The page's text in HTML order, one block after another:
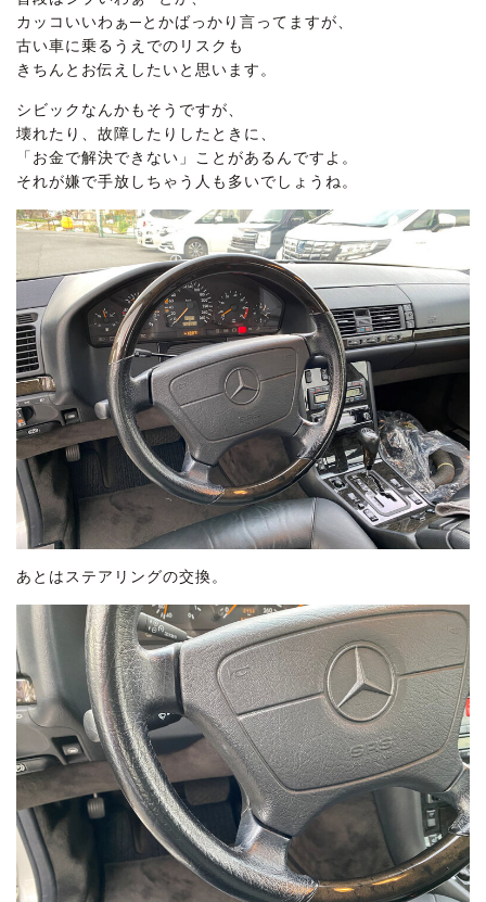
カッコいいわぁ─とかばっかり言ってますが、
古い車に乗るうえでのリスクも
きちんとお伝えしたいと思います。
シビックなんかもそうですが、
壊れたり、故障したりしたときに、
「お金で解決できない」ことがあるんですよ。
それが嫌で手放しちゃう人も多いでしょうね。
あとはステアリングの交換。